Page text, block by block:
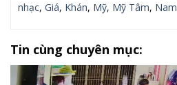
nhạc, Giá, Khán, Mỹ, Mỹ Tâm, Nam
Tin cùng chuyên mục: